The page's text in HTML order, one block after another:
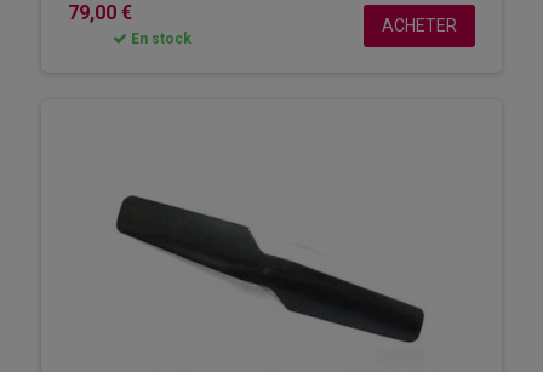
79,00 €
En stock
ACHETER